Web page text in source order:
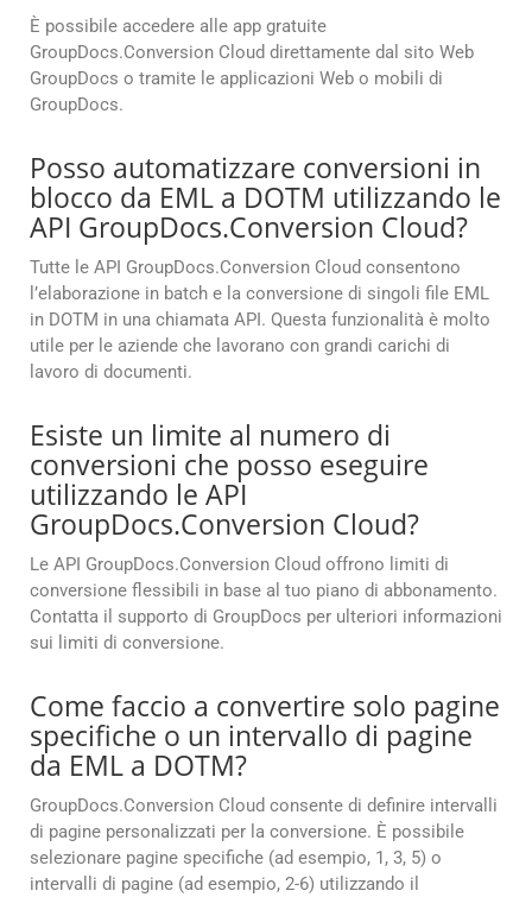
È possibile accedere alle app gratuite
GroupDocs.Conversion Cloud direttamente dal sito Web
GroupDocs o tramite le applicazioni Web o mobili di
GroupDocs.
Posso automatizzare conversioni in
blocco da EML a DOTM utilizzando le
API GroupDocs.Conversion Cloud?
Tutte le API GroupDocs.Conversion Cloud consentono
l’elaborazione in batch e la conversione di singoli file EML
in DOTM in una chiamata API. Questa funzionalità è molto
utile per le aziende che lavorano con grandi carichi di
lavoro di documenti.
Esiste un limite al numero di
conversioni che posso eseguire
utilizzando le API
GroupDocs.Conversion Cloud?
Le API GroupDocs.Conversion Cloud offrono limiti di
conversione flessibili in base al tuo piano di abbonamento.
Contatta il supporto di GroupDocs per ulteriori informazioni
sui limiti di conversione.
Come faccio a convertire solo pagine
specifiche o un intervallo di pagine
da EML a DOTM?
GroupDocs.Conversion Cloud consente di definire intervalli
di pagine personalizzati per la conversione. È possibile
selezionare pagine specifiche (ad esempio, 1, 3, 5) o
intervalli di pagine (ad esempio, 2-6) utilizzando il